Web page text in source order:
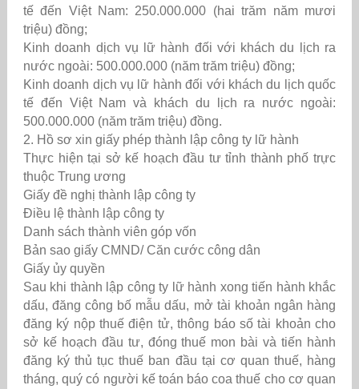
tế đến Việt Nam: 250.000.000 (hai trăm năm mươi
triệu) đồng;
Kinh doanh dịch vụ lữ hành đối với khách du lịch ra
nước ngoài: 500.000.000 (năm trăm triệu) đồng;
Kinh doanh dịch vụ lữ hành đối với khách du lịch quốc
tế đến Việt Nam và khách du lịch ra nước ngoài:
500.000.000 (năm trăm triệu) đồng.
2. Hồ sơ xin giấy phép thành lập công ty lữ hành
Thực hiện tại sở kế hoạch đầu tư tỉnh thành phố trực
thuộc Trung ương
Giấy đề nghị thành lập công ty
Điều lệ thành lập công ty
Danh sách thành viên góp vốn
Bản sao giấy CMND/ Căn cước công dân
Giấy ủy quyền
Sau khi thành lập công ty lữ hành xong tiến hành khắc
dấu, đăng công bố mẫu dấu, mở tài khoản ngân hàng
đăng ký nộp thuế điện tử, thông báo số tài khoản cho
sở kế hoạch đầu tư, đóng thuế mon bài và tiến hành
đăng ký thủ tục thuế ban đầu tại cơ quan thuế, hàng
tháng, quý có người kế toán báo coa thuế cho cơ quan